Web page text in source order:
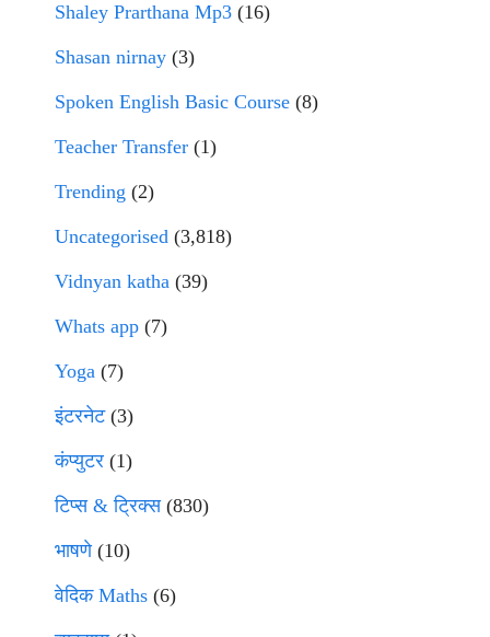
Shaley Prarthana Mp3 (16)
Shasan nirnay (3)
Spoken English Basic Course (8)
Teacher Transfer (1)
Trending (2)
Uncategorised (3,818)
Vidnyan katha (39)
Whats app (7)
Yoga (7)
इंटरनेट(3)
कंप्युटर (1)
टिप्स & ट्रिक्स(830)
भाषणे(10)
वेदिक Maths (6)